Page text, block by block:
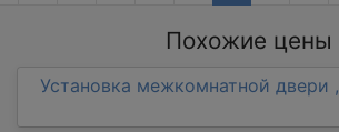
Похожие цены
Установка межкомнатной двери